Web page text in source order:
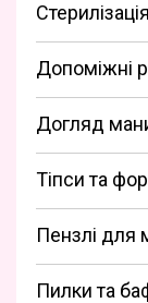
Допоміжні
Догляд
Тіпси та
Пензлі для
Пилки та